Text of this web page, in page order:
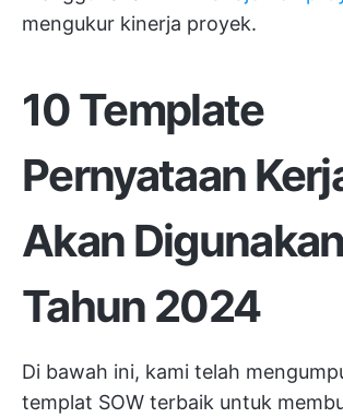
mengukur kinerja proyek.
10 Template
Pernyataan
Akan
Tahun 2024
Di bawah ini, kami telah
templat SOW terbaik untuk